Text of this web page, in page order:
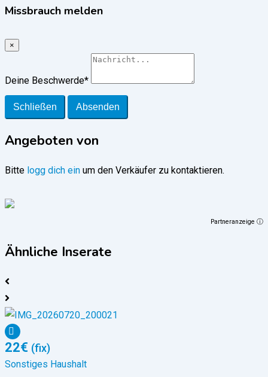
Missbrauch melden
×
Deine Beschwerde*
Schließen Absenden
Angeboten von
Bitte logg dich ein um den Verkäufer zu kontaktieren.
Partneranzeige ⓘ
Ähnliche Inserate
22€ (fix)
Sonstiges Haushalt